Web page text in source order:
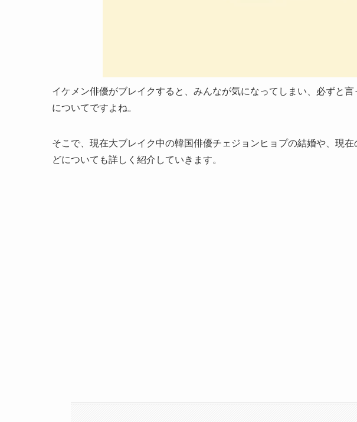
イケメン俳優がブレイクすると、みんなが気になってしまい、必ずと
についてですよね。
そこで、現在大ブレイク中の韓国俳優チェジョンヒョプの結婚や、現
どについても詳しく紹介していきます。